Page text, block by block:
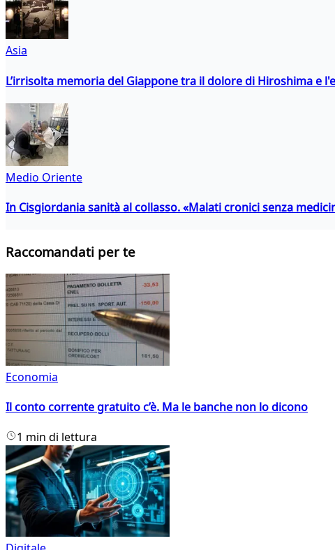
Asia
L’irrisolta memoria del Giappone tra il dolore di Hiroshima e
Medio Oriente
In Cisgiordania sanità al collasso. «Malati cronici senza
Raccomandati per te
Economia
Il conto corrente gratuito c’è. Ma le banche non lo dicono
1 min di lettura